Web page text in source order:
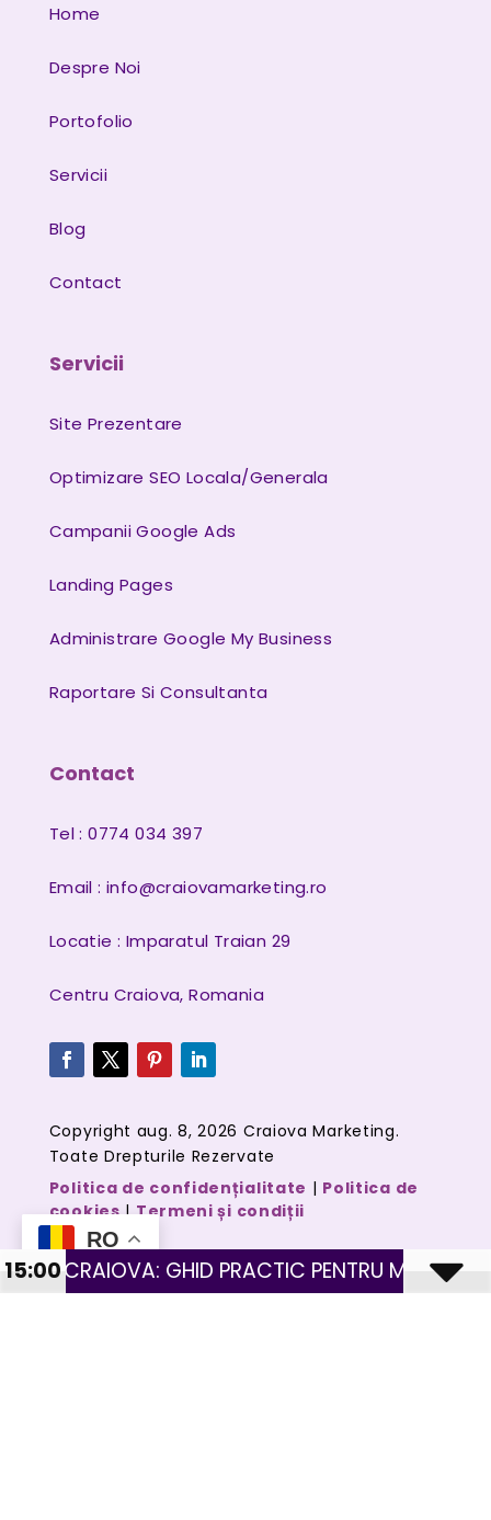
Home
Despre Noi
Portofolio
Servicii
Blog
Contact
Servicii
Site Prezentare
Optimizare SEO Locala/Generala
Campanii Google Ads
Landing Pages
Administrare Google My Business
Raportare Si Consultanta
Contact
Tel : 0774 034 397
Email : info@craiovamarketing.ro
Locatie : Imparatul Traian 29
Centru Craiova, Romania
Copyright aug. 8, 2026 Craiova Marketing.
Toate Drepturile Rezervate
Politica de confidențialitate | Politica de
cookies|Termeni și condiții
RO
PRACTIC PENTRU MAGAZINE CU PRODUSE
15:00